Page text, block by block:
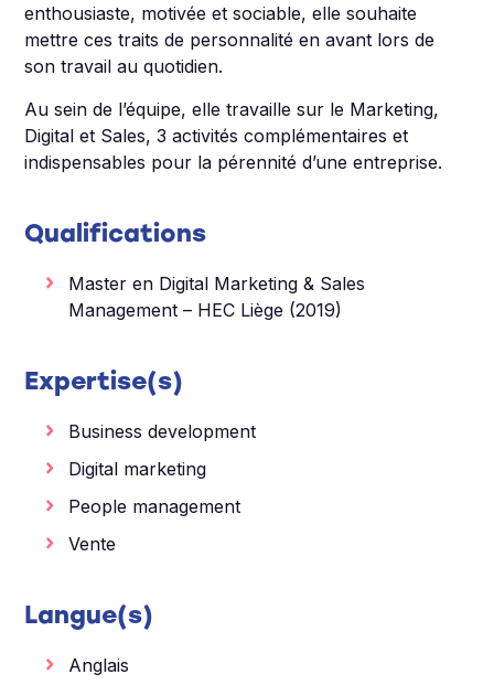
enthousiaste, motivée et sociable, elle souhaite
mettre ces traits de personnalité en avant lors de
son travail au quotidien.
Au sein de l’équipe, elle travaille sur le Marketing,
Digital et Sales, 3 activités complémentaires et
indispensables pour la pérennité d’une entreprise.
Qualifications
Master en Digital Marketing & Sales
Management – HEC Liège (2019)
Expertise(s)
Business development
Digital marketing
People management
Vente
Langue(s)
Anglais